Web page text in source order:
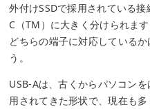
外付けSSDで採用されている
C（TM）に大きく分けられま
どちらの端子に対応している
う。
USB-Aは、古くからパソコン
用されてきた形状で、現在も